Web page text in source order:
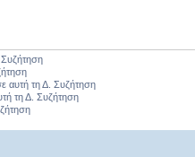
Συζήτηση
αυτή τη Δ. Συζήτηση
τη Δ. Συζήτηση